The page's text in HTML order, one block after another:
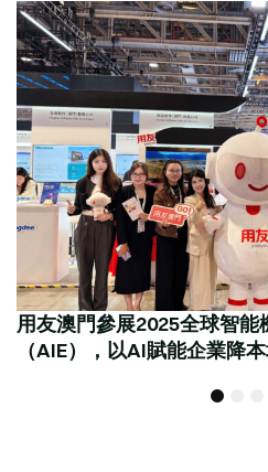
用友澳門參展2025全球智
（AIE），以AI賦能企業降本
4